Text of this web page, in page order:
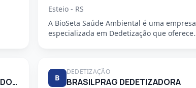
Esteio - RS
A BioSeta Saúde Ambiental é uma empresa
especializada em Dedetização que oferece
BORGES & MELENDEZ DETETIZADORA LTDA B
DEDETIZAÇÃO
BRASILPRAG DEDETIZADORA